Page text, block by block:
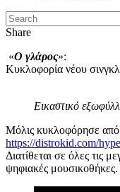
Share
«Ο γλάρος»:
Κυκλοφορία νέου σινγκλ
Εικαστικό
Μόλις κυκλοφόρησε από
https://distrokid.com/
Διατίθεται σε όλες τις
ψηφιακές μουσικοθήκες.